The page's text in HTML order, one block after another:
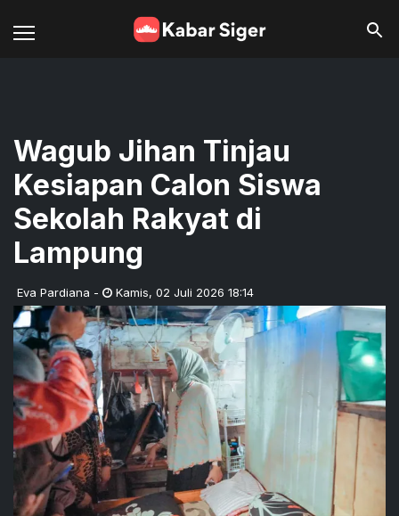
Wagub Jihan Tinjau
Kesiapan Calon Siswa
Sekolah Rakyat di
Lampung
Eva Pardiana - Kamis, 02 Juli 2026 18:14